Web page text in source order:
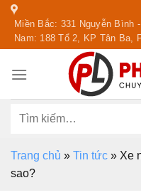
Skip
content
Miền Bắc: 331 Nguyễn Bình
Nam: 188 Tổ 2, KP Tân Ba,
Tìm
Trang chủ » Tin tức » Xe
sao?